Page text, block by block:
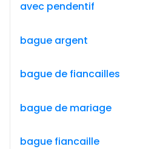
avec pendentif
bague argent
bague de fiancailles
bague de mariage
bague fiancaille